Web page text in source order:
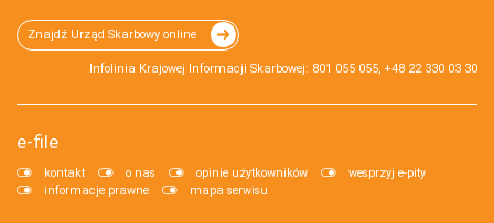
Znajdź Urząd Skarbowy online
Infolinia Krajowej Informacji Skarbowej: 801 055 055, +48 22 330 03 30
e-file
kontakt o nas opinie użytkowników
wesprzyj e-pity
informacje prawne
mapa serwisu